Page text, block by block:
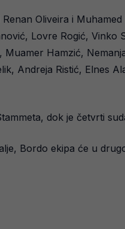
Oliveira i
Lovre Rogić, Vinko
Hamzić,
Andreja Ristić, Elnes
dok je četvrti
Bordo ekipa će u